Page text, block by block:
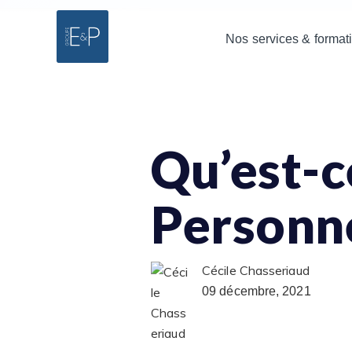
Nos services &
Qu’est-
Cécile Chasseriaud
09 décembre, 2021